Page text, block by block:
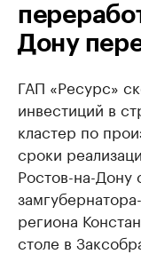
Дону
ГАП «Ресурс»
инвестиций в
кластер по
сроки
Ростов-на-Дону
региона
столе в